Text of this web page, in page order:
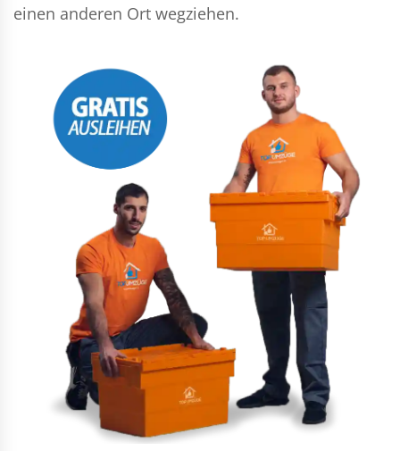
einen anderen Ort wegziehen.